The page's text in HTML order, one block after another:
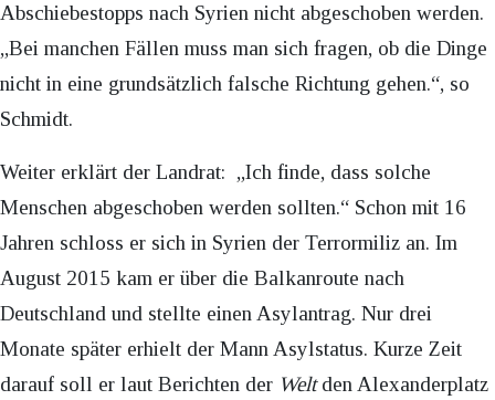
Abschiebestopps nach Syrien nicht abgeschoben werden.
„Bei manchen Fällen muss man sich fragen, ob die Dinge
nicht in eine grundsätzlich falsche Richtung gehen.“, so
Schmidt.
Weiter erklärt der Landrat: „Ich finde, dass solche
Menschen abgeschoben werden sollten.“ Schon mit 16
Jahren schloss er sich in Syrien der Terrormiliz an. Im
August 2015 kam er über die Balkanroute nach
Deutschland und stellte einen Asylantrag. Nur drei
Monate später erhielt der Mann Asylstatus. Kurze Zeit
darauf soll er laut Berichten der Weltden Alexanderplatz